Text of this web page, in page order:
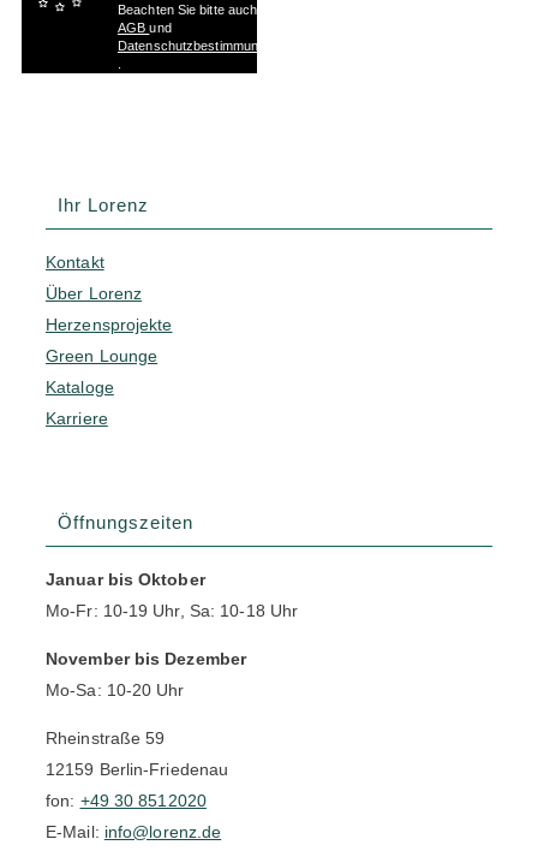
Beachten Sie bitte auch die
AGBund
Datenschutzbestimmungen
Ihr Lorenz
Kontakt
Über Lorenz
Herzensprojekte
Green Lounge
Kataloge
Karriere
Öffnungszeiten
Januar bis Oktober
Mo-Fr: 10-19 Uhr, Sa: 10-18 Uhr
November bis Dezember
Mo-Sa: 10-20 Uhr
Rheinstraße 59
12159 Berlin-Friedenau
fon: +49 30 8512020
E-Mail: info@lorenz.de